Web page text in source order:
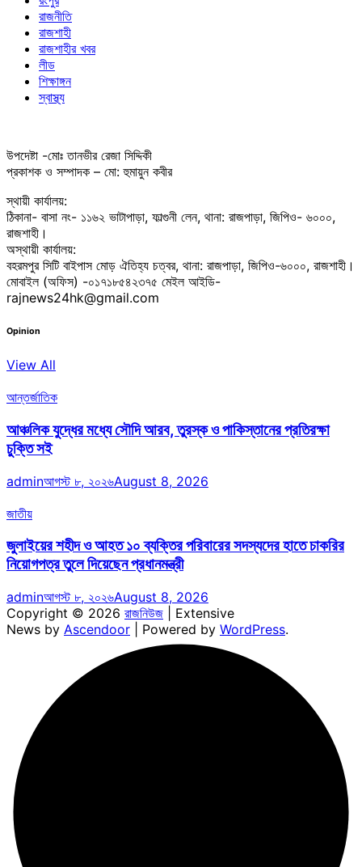
রাজনীতি
রাজশাহী
রাজশাহীর খবর
লীড
শিক্ষাঙ্গন
স্বাস্থ্য
উপদেষ্টা -মোঃ তানভীর রেজা সিদ্দিকী
প্রকাশক ও সম্পাদক – মো: হুমায়ুন কবীর
স্থায়ী কার্যালয়:
ঠিকানা- বাসা নং- ১১৬২ ভাটাপাড়া, ফাল্গুনী লেন, থানা: রাজপাড়া, জিপিও- ৬০০০,
রাজশাহী।
অস্থায়ী কার্যালয়:
বহরমপুর সিটি বাইপাস মোড় ঐতিহ্য চত্বর, থানা: রাজপাড়া, জিপিও-৬০০০, রাজশাহী।
মোবাইল (অফিস) -০১৭১৮৫৪২৩৭৫ মেইল আইডি-
rajnews24hk@gmail.com
Opinion
View All
আন্তর্জাতিক
আঞ্চলিক যুদ্ধের মধ্যে সৌদি আরব, তুরস্ক ও পাকিস্তানের প্রতিরক্ষা
চুক্তি সই
adminআগস্ট ৮, ২০২৬August 8, 2026
জাতীয়
জুলাইয়ের শহীদ ও আহত ১০ ব্যক্তির পরিবারের সদস্যদের হাতে চাকরির
নিয়োগপত্র তুলে দিয়েছেন প্রধানমন্ত্রী
adminআগস্ট ৮, ২০২৬August 8, 2026
Copyright © 2026 রাজনিউজ | Extensive
News by Ascendoor | Powered by WordPress.